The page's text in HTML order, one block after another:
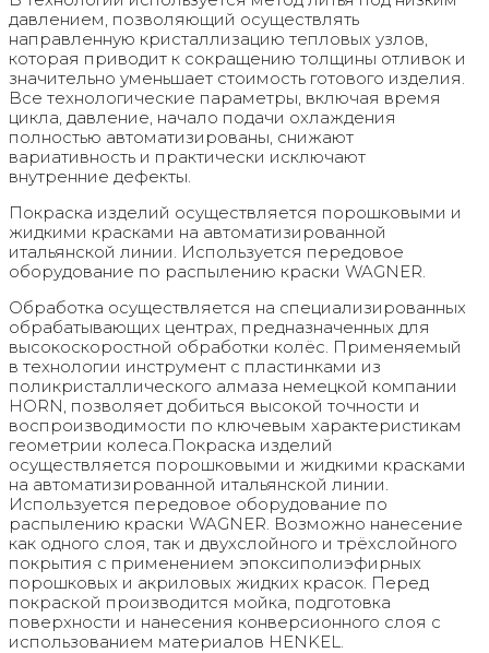
давлением, позволяющий осуществлять
направленную кристаллизацию тепловых узлов,
которая приводит к сокращению толщины отливок и
значительно уменьшает стоимость готового изделия.
Все технологические параметры, включая время
цикла, давление, начало подачи охлаждения
полностью автоматизированы, снижают
вариативность и практически исключают
внутренние дефекты.
Покраска изделий осуществляется порошковыми и
жидкими красками на автоматизированной
итальянской линии. Используется передовое
оборудование по распылению краски WAGNER.
Обработка осуществляется на специализированных
обрабатывающих центрах, предназначенных для
высокоскоростной обработки колёс. Применяемый
в технологии инструмент с пластинками из
поликристаллического алмаза немецкой компании
HORN, позволяет добиться высокой точности и
воспроизводимости по ключевым характеристикам
геометрии колеса.Покраска изделий
осуществляется порошковыми и жидкими красками
на автоматизированной итальянской линии.
Используется передовое оборудование по
распылению краски WAGNER. Возможно нанесение
как одного слоя, так и двухслойного и трёхслойного
покрытия с применением эпоксиполиэфирных
порошковых и акриловых жидких красок. Перед
покраской производится мойка, подготовка
поверхности и нанесения конверсионного слоя с
использованием материалов HENKEL.